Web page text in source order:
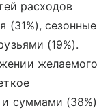
расходов
(31%), сезонные
(19%).
желаемого
суммами (38%)